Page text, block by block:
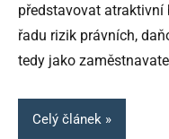
představovat atraktivní
řadu rizik právních,
tedy jako zaměstnavatel
Celý článek